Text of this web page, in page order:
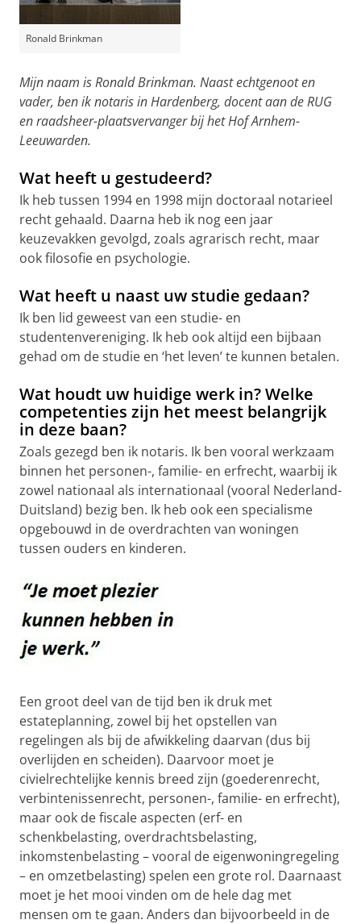
Ronald Brinkman
Mijn naam is Ronald Brinkman. Naast echtgenoot en
vader, ben ik notaris in Hardenberg, docent aan de RUG
en raadsheer-plaatsvervanger bij het Hof Arnhem-
Leeuwarden.
Wat heeft u gestudeerd?
Ik heb tussen 1994 en 1998 mijn doctoraal notarieel
recht gehaald. Daarna heb ik nog een jaar
keuzevakken gevolgd, zoals agrarisch recht, maar
ook filosofie en psychologie.
Wat heeft u naast uw studie gedaan?
Ik ben lid geweest van een studie- en
studentenvereniging. Ik heb ook altijd een bijbaan
gehad om de studie en ‘het leven’ te kunnen betalen.
Wat houdt uw huidige werk in? Welke
competenties zijn het meest belangrijk
in deze baan?
Zoals gezegd ben ik notaris. Ik ben vooral werkzaam
binnen het personen-, familie- en erfrecht, waarbij ik
zowel nationaal als internationaal (vooral Nederland-
Duitsland) bezig ben. Ik heb ook een specialisme
opgebouwd in de overdrachten van woningen
tussen ouders en kinderen.
Een groot deel van de tijd ben ik druk met
estateplanning, zowel bij het opstellen van
regelingen als bij de afwikkeling daarvan (dus bij
overlijden en scheiden). Daarvoor moet je
civielrechtelijke kennis breed zijn (goederenrecht,
verbintenissenrecht, personen-, familie- en erfrecht),
maar ook de fiscale aspecten (erf- en
schenkbelasting, overdrachtsbelasting,
inkomstenbelasting – vooral de eigenwoningregeling
– en omzetbelasting) spelen een grote rol. Daarnaast
moet je het mooi vinden om de hele dag met
mensen om te gaan. Anders dan bijvoorbeeld in de